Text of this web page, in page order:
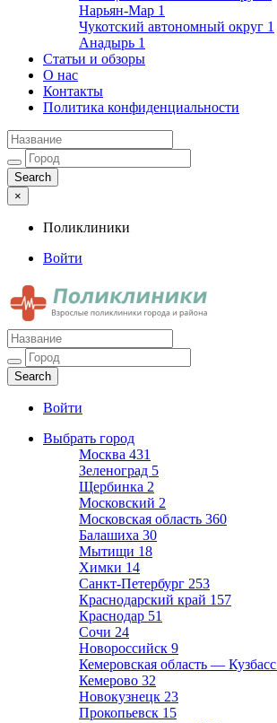
Нарьян-Мар 1
Чукотский автономный округ 1
Анадырь 1
Статьи и обзоры
О нас
Контакты
Политика конфиденциальности
×
Поликлиники
Войти
Поликлиники
Взрослые поликлиники города и района
Войти
Выбрать город
Москва 431
Зеленоград 5
Щербинка 2
Московский 2
Московская область 360
Балашиха 30
Мытищи 18
Химки 14
Санкт-Петербург 253
Краснодарский край 157
Краснодар 51
Сочи 24
Новороссийск 9
Кемеровская область — Кузбасс
Кемерово 32
Новокузнецк 23
Прокопьевск 15